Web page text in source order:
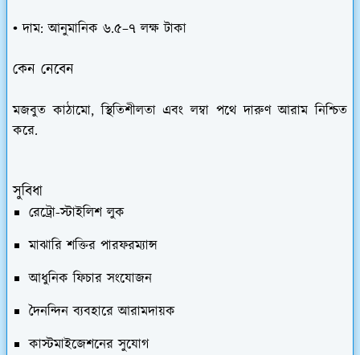
• দাম: আনুমানিক ৬.৫–৭ লক্ষ টাকা
কেন নেবেন
মজবুত কাঠামো, স্থিতিশীলতা এবং লম্বা পথে দারুণ আরাম নিশ্চিত
করে.
সুবিধা
রেট্রো-স্টাইলিশ লুক
মাঝারি শক্তির পারফরম্যান্স
আধুনিক ফিচার সংযোজন
দৈনন্দিন ব্যবহারে আরামদায়ক
কাস্টমাইজেশনের সুযোগ